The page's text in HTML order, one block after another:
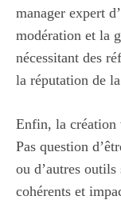
manager expert
modération et la
nécessitant des
la réputation de
Enfin, la création
Pas question
ou d’autres
cohérents et